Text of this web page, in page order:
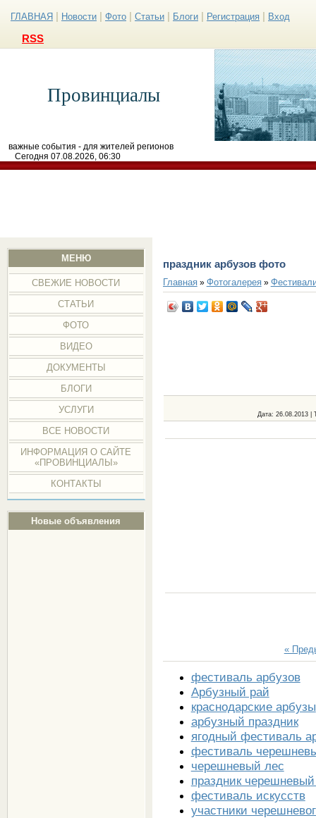
ГЛАВНАЯ Новости Фото Статьи Блоги Регистрация Вход
RSS
Провинциалы
важные события - для жителей регионов
Сегодня 07.08.2026, 06:30
МЕНЮ
СВЕЖИЕ НОВОСТИ
СТАТЬИ
ФОТО
ВИДЕО
ДОКУМЕНТЫ
БЛОГИ
УСЛУГИ
ВСЕ НОВОСТИ
ИНФОРМАЦИЯ О САЙТЕ
«ПРОВИНЦИАЛЫ»
КОНТАКТЫ
Новые объявления
праздник арбузов фото
Главная» Фотогалерея»
Дата: 26.08.2013 |
«
фестиваль арбузов
Арбузный рай
краснодарские арбузы
арбузный праздник
ягодный фестиваль
фестиваль
черешневый лес
праздник
фестиваль искусств
участники